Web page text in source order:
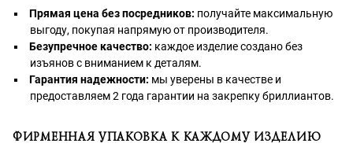
Прямая цена без посредников: получайте максимальную
выгоду, покупая напрямую от производителя.
Безупречное качество: каждое изделие создано без
изъянов с вниманием к деталям.
Гарантия надежности: мы уверены в качестве и
предоставляем 2 года гарантии на закрепку бриллиантов.
ФИРМЕННАЯ УПАКОВКА К КАЖДОМУ ИЗДЕЛИЮ